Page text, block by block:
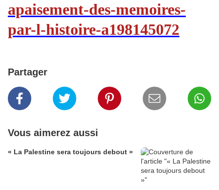
apaisement-des-memoires-
par-l-histoire-a198145072
Partager
Vous aimerez aussi
« La Palestine sera toujours debout »